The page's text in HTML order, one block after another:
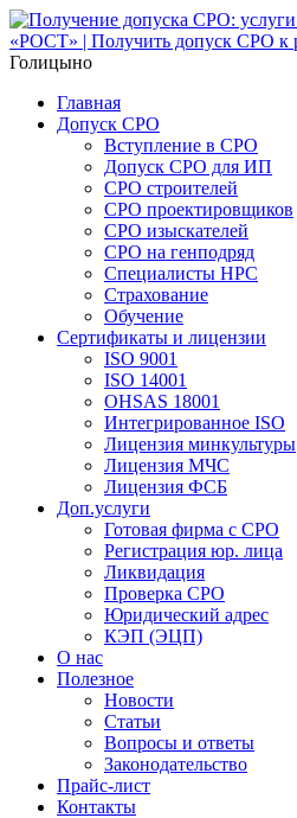
Голицыно
Главная
Допуск СРО
Вступление в СРО
Допуск СРО для ИП
СРО строителей
СРО проектировщиков
СРО изыскателей
СРО на генподряд
Специалисты НРС
Страхование
Обучение
Сертификаты и лицензии
ISO 9001
ISO 14001
OHSAS 18001
Интегрированное ISO
Лицензия минкультуры
Лицензия МЧС
Лицензия ФСБ
Доп.услуги
Готовая фирма с СРО
Регистрация юр. лица
Ликвидация
Проверка СРО
Юридический адрес
КЭП (ЭЦП)
О нас
Полезное
Новости
Статьи
Вопросы и ответы
Законодательство
Прайс-лист
Контакты